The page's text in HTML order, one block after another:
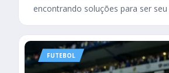
encontrando soluções para ser
FUTEBOL